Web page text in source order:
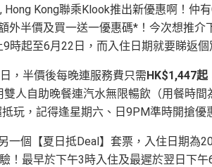
Hong Kong聯乘Klook推出新優惠啊！仲
外半價及買一送一優惠碼*！今次想推
時起至6月22日，而入住日期就要睇返個
，半價後每晚連服務費只需HK$1,447起
人自助晚餐連汽水無限暢飲（用餐時間
玩，記得逢星期六、日9PM準時開搶優
一個【夏日抵Deal】套票，入住日期為
！最早於下午3時入住及最遲於翌日下